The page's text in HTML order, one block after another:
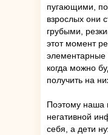
пугающими,
взрослых они
грубыми,
этот момент
элементарные
когда можно
получить на
Поэтому наша
негативной
себя, а дети